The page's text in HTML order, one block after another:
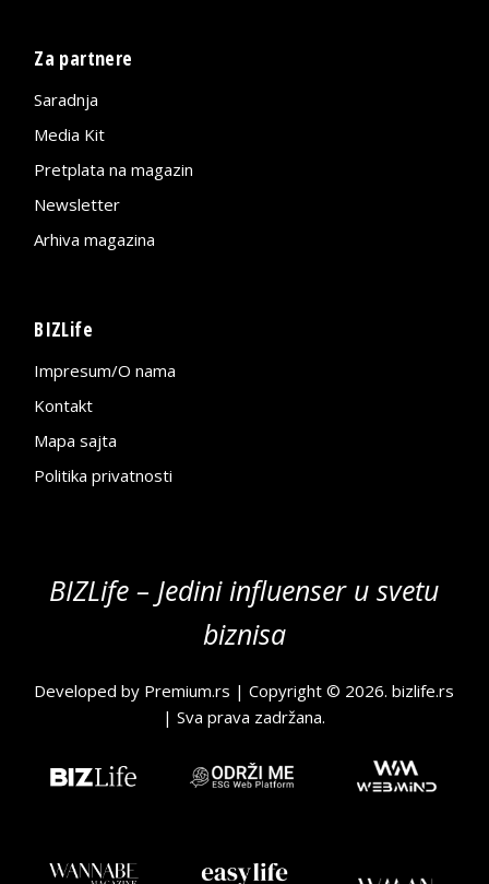
Za partnere
Saradnja
Media Kit
Pretplata na magazin
Newsletter
Arhiva magazina
BIZLife
Impresum/O nama
Kontakt
Mapa sajta
Politika privatnosti
BIZLife – Jedini influenser u svetu
biznisa
Developed by Premium.rs | Copyright © 2026.bizlife.rs
| Sva prava zadržana.